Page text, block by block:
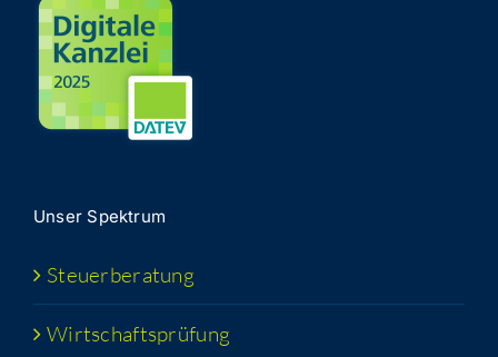
Unser Spek­trum
Steu­er­be­ra­tung
Wirt­schafts­prü­fung